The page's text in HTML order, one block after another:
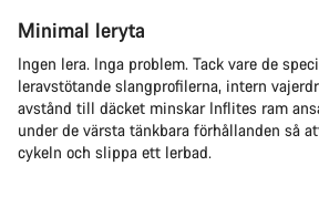
Minimal leryta
Ingen lera. Inga problem. Tack vare de
leravstötande slangprofilerna, intern
avstånd till däcket minskar Inflites ram
under de värsta tänkbara förhållanden så
cykeln och slippa ett lerbad.